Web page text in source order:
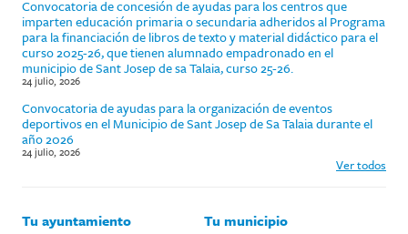
Convocatoria de concesión de ayudas para los centros que
imparten educación primaria o secundaria adheridos al Programa
para la financiación de libros de texto y material didáctico para el
curso 2025-26, que tienen alumnado empadronado en el
municipio de Sant Josep de sa Talaia, curso 25-26.
24 julio, 2026
Convocatoria de ayudas para la organización de eventos
deportivos en el Municipio de Sant Josep de Sa Talaia durante el
año 2026
24 julio, 2026
Ver todos
Tu ayuntamiento Tu municipio